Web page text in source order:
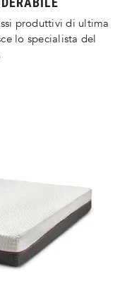
produttivi di ultima
lo specialista del